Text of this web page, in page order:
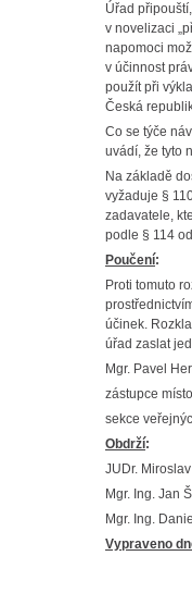
Úřad
v novelizaci
napomoci
v účinnost
použít při
Česká
Co se týče
uvádí, že tyto
Na základě
vyžaduje §
zadavatele,
podle § 114
Poučení:
Proti tomuto
účinek.
úřad zaslat
Mgr. Pavel
zástupce
sekce
Obdrží:
JUDr.
Mgr. Ing. Jan
Mgr. Ing.
Vypraveno